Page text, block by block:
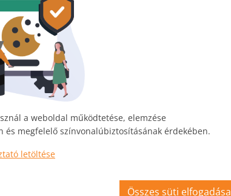
Üzleti Internet
Nagyobb igényekre, egyedi szolgáltatások
a weboldal működtetése, elemzése
megfelelő színvonalúbiztosításának érdekében.
letöltése
Összes süti elfogadása